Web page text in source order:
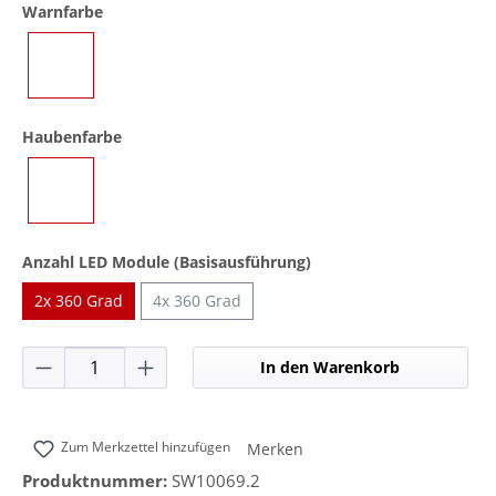
Warnfarbeauswählen
Haubenfarbeauswählen
Anzahl LED Module (Basisausführung)auswählen
2x 360 Grad
4x 360 Grad
Produkt Anzahl: Gib den gewünschten
In den Warenkorb
Zum Merkzettel hinzufügen Merken
Produktnummer: SW10069.2